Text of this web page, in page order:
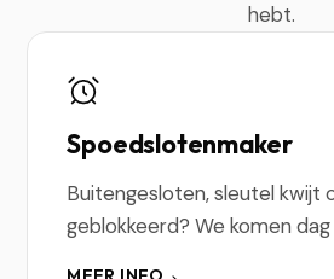
hebt.
Spoedslotenmaker
Buitengesloten, sleutel kwijt
geblokkeerd? We komen